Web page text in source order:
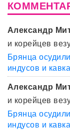
Александр
и корейцев
Брянца
индусов и
Александр
и корейцев
Брянца
индусов и